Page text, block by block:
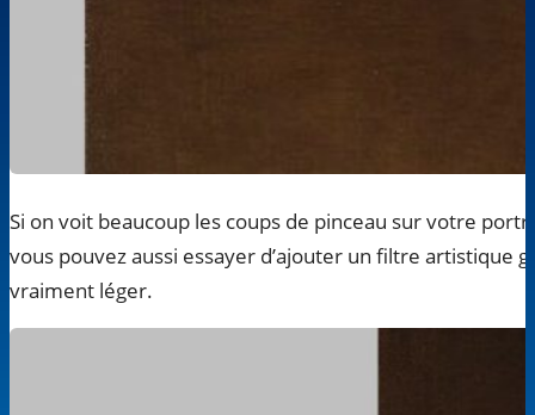
Si on voit beaucoup les coups de pinceau sur votre
vous pouvez aussi essayer d’ajouter un filtre artistique
vraiment léger.